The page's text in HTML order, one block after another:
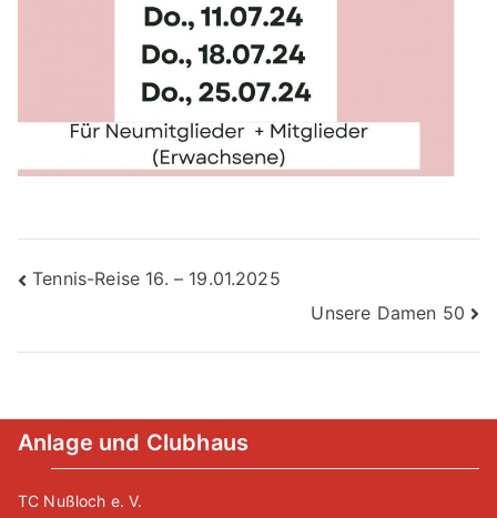
Beitragsnavigation
Tennis-Reise 16. – 19.01.2025
Unsere Damen 50
Anlage und Clubhaus
TC Nußloch e. V.